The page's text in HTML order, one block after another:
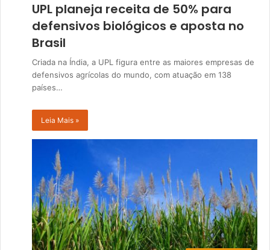
UPL planeja receita de 50% para
defensivos biológicos e aposta no
Brasil
Criada na Índia, a UPL figura entre as maiores empresas de
defensivos agrícolas do mundo, com atuação em 138
países…
Leia Mais »